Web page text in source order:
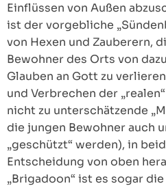
Einflüssen von Außen
ist der vorgebliche
von Hexen und Zauberern,
Bewohner des Orts von
Glauben an Gott zu
und Verbrechen der
nicht zu unterschätzende
die jungen Bewohner auch
„geschützt“ werden), in
Entscheidung von oben
„Brigadoon“ ist es sogar